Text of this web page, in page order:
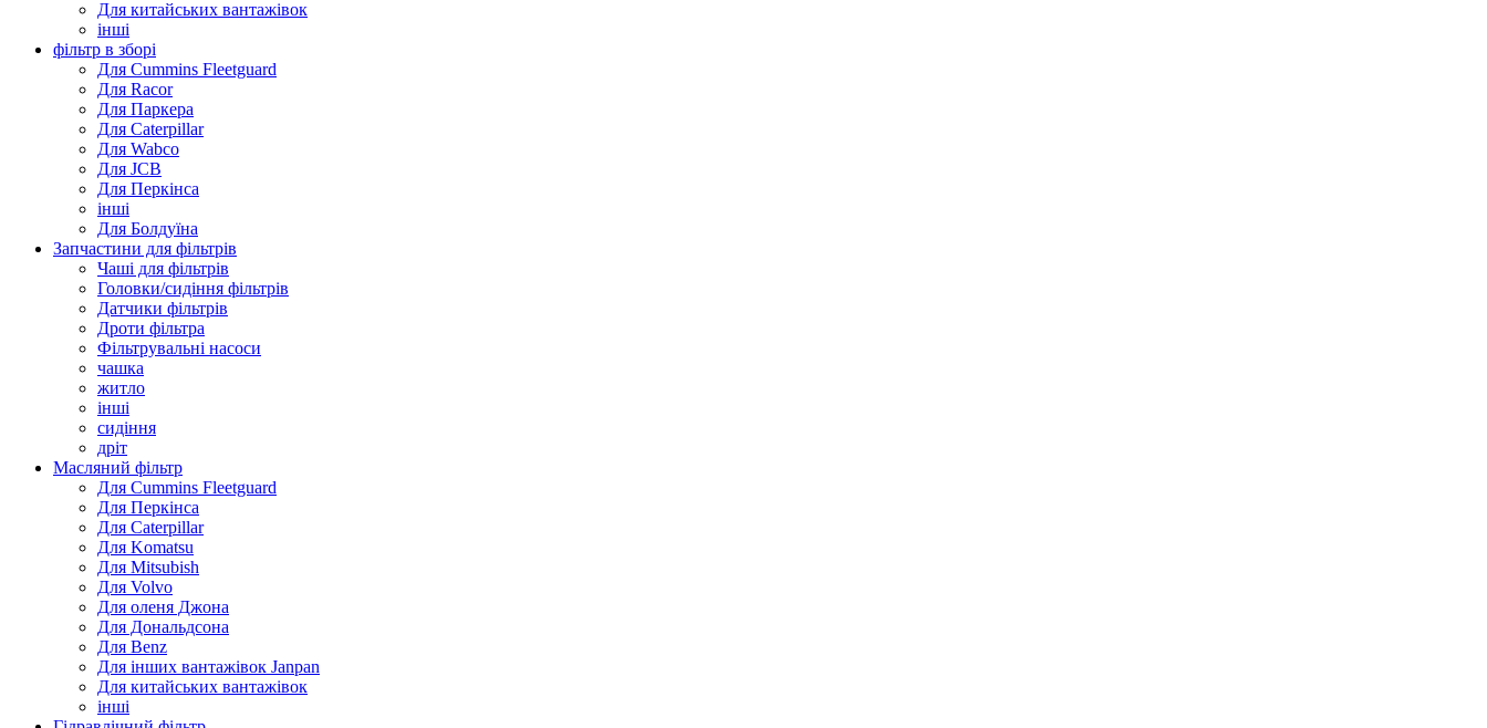
Для китайських вантажівок
інші
фільтр в зборі
Для Cummins Fleetguard
Для Racor
Для Паркера
Для Caterpillar
Для Wabco
Для JCB
Для Перкінса
інші
Для Болдуїна
Запчастини для фільтрів
Чаші для фільтрів
Головки/сидіння фільтрів
Датчики фільтрів
Дроти фільтра
Фільтрувальні насоси
чашка
житло
інші
сидіння
дріт
Масляний фільтр
Для Cummins Fleetguard
Для Перкінса
Для Caterpillar
Для Komatsu
Для Mitsubish
Для Volvo
Для оленя Джона
Для Дональдсона
Для Benz
Для інших вантажівок Janpan
Для китайських вантажівок
інші